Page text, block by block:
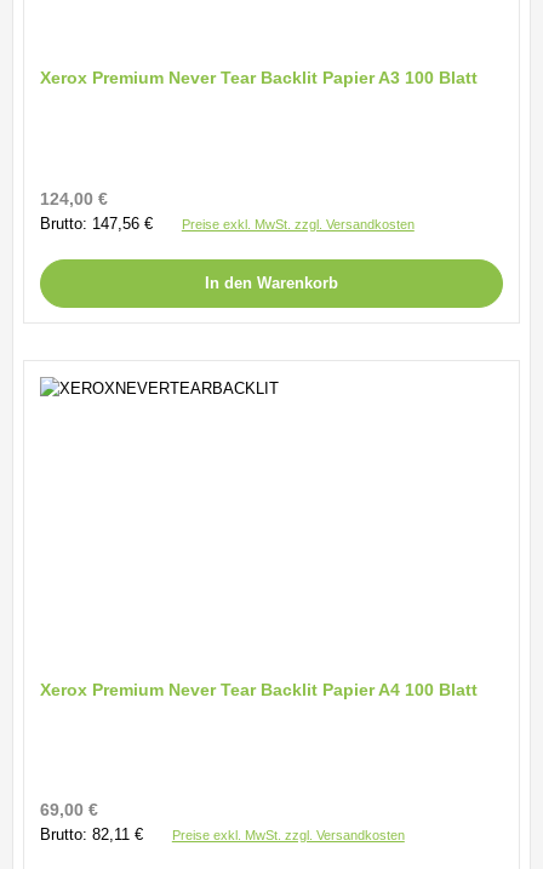
Xerox Premium Never Tear Backlit Papier A3 100 Blatt
Regulärer Preis:
124,00 €
Brutto: 147,56 € Preise exkl. MwSt. zzgl. Versandkosten
In den Warenkorb
Xerox Premium Never Tear Backlit Papier A4 100 Blatt
Regulärer Preis:
69,00 €
Brutto: 82,11 € Preise exkl. MwSt. zzgl. Versandkosten